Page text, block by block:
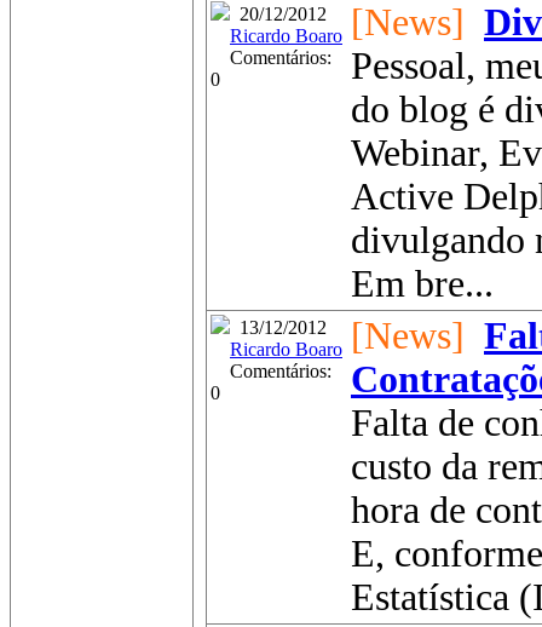
20/12/2012
Ricardo Boaro
Comentários:
0
[News]
Pessoal,
do blog é
Webinar,
Active
divulgando
Em bre...
13/12/2012
Ricardo Boaro
Comentários:
0
[News]
Falta de
custo da
hora de
E,
Estatística